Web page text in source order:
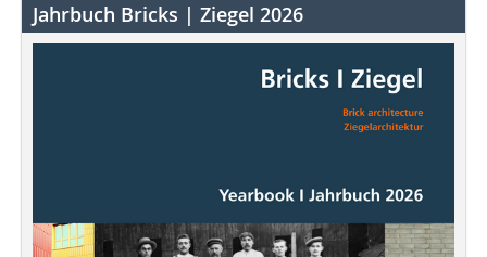
Jahrbuch Bricks | Ziegel 2026